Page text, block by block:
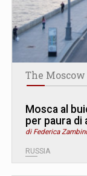
The
Mosca al
per paura di
di Federica
RUSSIA